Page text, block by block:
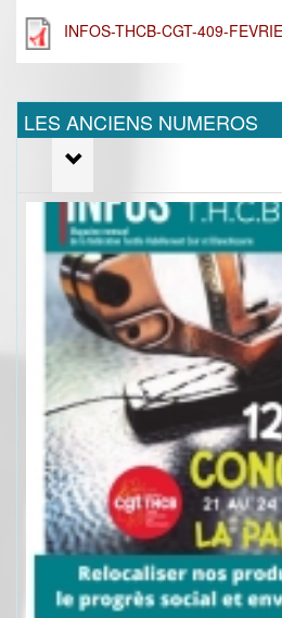
INFOS-THCB-CGT-409-
LES ANCIENS NUMEROS